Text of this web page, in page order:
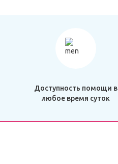
Доступность помощи в
любое время суток